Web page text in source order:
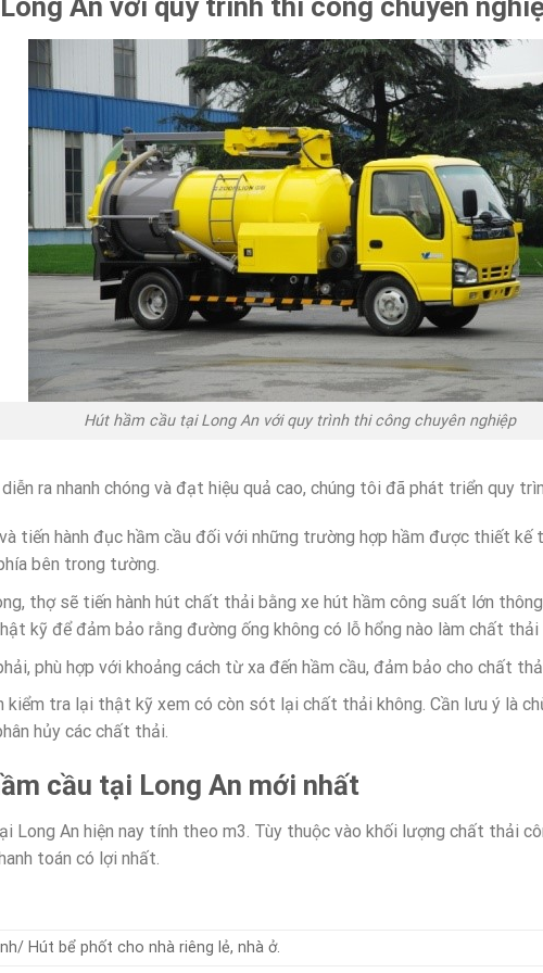
An với quy trình thi công chuyên
Hút hầm cầu tại Long An với quy trình thi công chuyên nghiệp
ra nhanh chóng và đạt hiệu quả cao, chúng tôi đã phát triển quy
tiến hành đục hầm cầu đối với những trường hợp hầm được thiết
bên trong tường.
thợ sẽ tiến hành hút chất thải bằng xe hút hầm công suất lớn
kỹ để đảm bảo rằng đường ống không có lỗ hổng nào làm chất thải
phù hợp với khoảng cách từ xa đến hầm cầu, đảm bảo cho chất
kiểm tra lại thật kỹ xem có còn sót lại chất thải không. Cần lưu ý là
hủy các chất thải.
cầu tại Long An mới nhất
Long An hiện nay tính theo m3. Tùy thuộc vào khối lượng chất thải
toán có lợi nhất.
Hút bể phốt cho nhà riêng lẻ, nhà ở.